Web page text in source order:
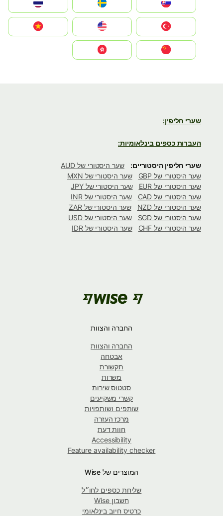
Slovensko
United States
Vietnam
שערי חליפין:
העברות כספים בינלאומיות:
שערי חליפין היסטוריים:
שער היסטורי של AUD
שער היסטורי של GBP
שער היסטורי של MXN
שער היסטורי של EUR
שער היסטורי של JPY
שער היסטורי של CAD
שער היסטורי של INR
שער היסטורי של NZD
שער היסטורי של ZAR
שער היסטורי של SGD
שער היסטורי של USD
שער היסטורי של CHF
שער היסטורי של IDR
החברה והצוות
החברה והצוות
אבטחה
תקשורת
משרות
סטטוס שירות
קשרי משקיעים
שותפים ושותפויות
מרכז העזרה
חוות דעת
Accessibility
Feature availability checker
המוצרים של Wise
שליחת כספים לחו״ל
חשבון Wise
כרטיס חיוב בינלאומי